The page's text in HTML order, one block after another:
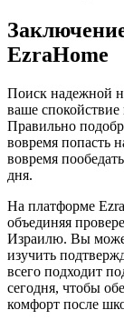
EzraHome
Поиск надежной
ваше спокойствие
Правильно
вовремя попасть
вовремя
дня.
На платформе
объединяя
Израилю. Вы
изучить
всего подходит
сегодня, чтобы
комфорт после